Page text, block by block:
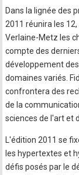
Dans la lignée des
2011 réunira les
Verlaine-Metz les
compte des
développement
domaines variés.
confrontera des
de la
sciences de l'art et
L'édition 2011 se
les hypertextes et
défis posés par le